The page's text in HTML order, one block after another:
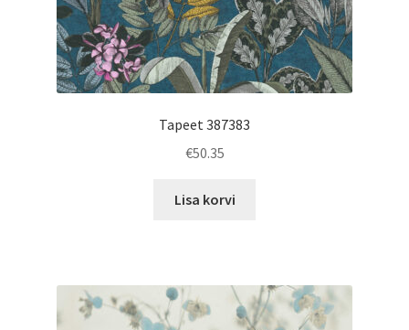
Tapeet 387383
€50.35
Lisa korvi